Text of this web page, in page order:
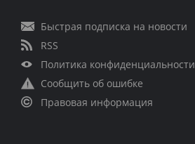
Быстрая подписка на новости
RSS
Политика конфиденциальности
Сообщить об ошибке
Правовая информация